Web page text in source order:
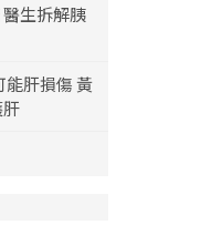
生拆解胰
能肝損傷 黃